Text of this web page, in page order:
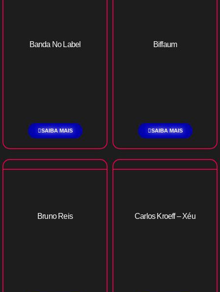
Banda No Label
SAIBA MAIS
Biffaum
SAIBA MAIS
Bruno Reis Carlos Kroeff – Xéu